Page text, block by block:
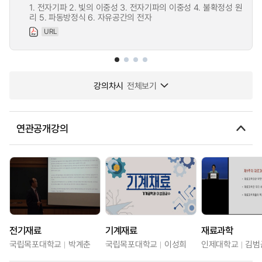
1. 전자기파 2. 빛의 이중성 3. 전자기파의 이중성 4. 불확정성 원
리 5. 파동방정식 6. 자유공간의 전자
URL
강의차시 전체보기
연관공개강의
전기재료
국립목포대학교 박계춘
기계재료
국립목포대학교 이성희
재료과학
인제대학교 김